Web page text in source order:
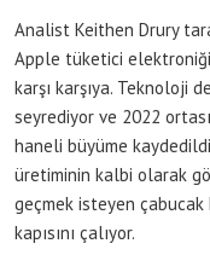
Analist Keithen Drury
Apple tüketici
karşı karşıya. Teknoloji
seyrediyor ve 2022
haneli büyüme
üretiminin kalbi olarak
geçmek isteyen çabucak
kapısını çalıyor.